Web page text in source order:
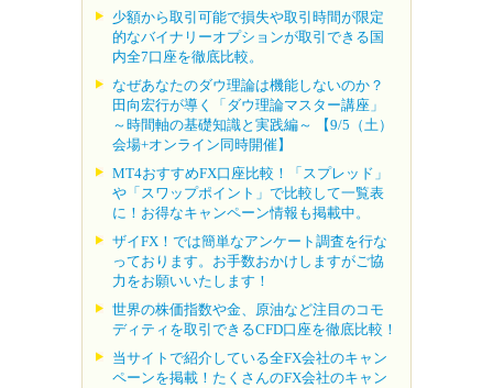
少額から取引可能で損失や取引時間が限定
的なバイナリーオプションが取引できる国
内全7口座を徹底比較。
なぜあなたのダウ理論は機能しないのか？
田向宏行が導く「ダウ理論マスター講座」
～時間軸の基礎知識と実践編～ 【9/5（土）
会場+オンライン同時開催】
MT4おすすめFX口座比較！「スプレッド」
や「スワップポイント」で比較して一覧表
に！お得なキャンペーン情報も掲載中。
ザイFX！では簡単なアンケート調査を行な
っております。お手数おかけしますがご協
力をお願いいたします！
世界の株価指数や金、原油など注目のコモ
ディティを取引できるCFD口座を徹底比較！
当サイトで紹介している全FX会社のキャン
ペーンを掲載！たくさんのFX会社のキャン